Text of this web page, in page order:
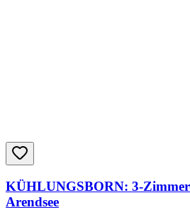
KÜHLUNGSBORN: 3-
Arendsee